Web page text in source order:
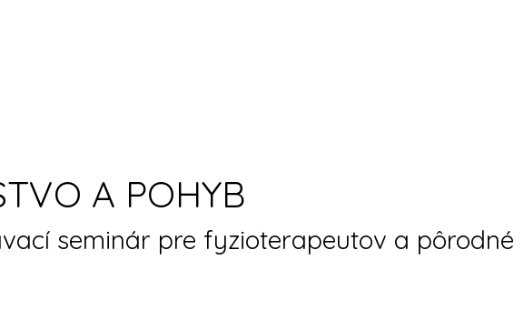
A POHYB
seminár pre fyzioterapeutov a pôrodné